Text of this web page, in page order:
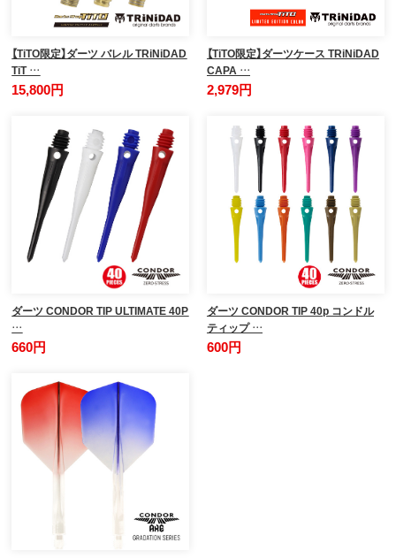
【TiTO限定】ダーツ バレル TRiNiDAD
TiT …
15,800円
【TiTO限定】ダーツケース TRiNiDAD
CAPA …
2,979円
ダーツ CONDOR TIP ULTIMATE 40P
…
660円
ダーツ CONDOR TIP 40p コンドル
ティップ …
600円